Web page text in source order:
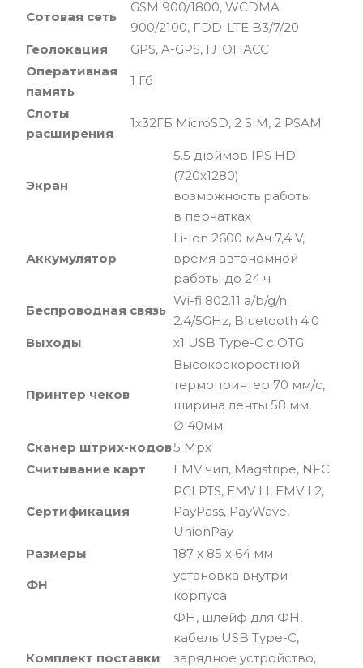
Сотовая сеть
GSM 900/1800, WCDMA
900/2100, FDD-LTE B3/7/20
Геолокация
GPS, A-GPS, ГЛОНАСС
Оперативная
память
1 Гб
Слоты
расширения
1x32ГБ MicroSD, 2 SIM, 2 PSAM
Экран
5.5 дюймов IPS HD
(720x1280)
возможность работы
в перчатках
Аккумулятор
Li-Ion 2600 мАч 7,4 V,
время автономной
работы до 24 ч
Беспроводная связь
Wi-fi 802.11 a/b/g/n
2.4/5GHz, Bluetooth 4.0
Выходы
x1 USB Type-C с OTG
Принтер чеков
Высокоскоростной
термопринтер 70 мм/с,
ширина ленты 58 мм,
∅ 40мм
Сканер штрих-кодов5 Mpx
Считывание карт
EMV чип, Magstripe, NFC
Cертификация
PCI PTS, EMV LI, EMV L2,
PayPass, PayWave,
UnionPay
Размеры
187 x 85 x 64 мм
ФН
установка внутри
корпуса
Комплект поставки
ФН, шлейф для ФН,
кабель USB Type-C,
зарядное устройство,